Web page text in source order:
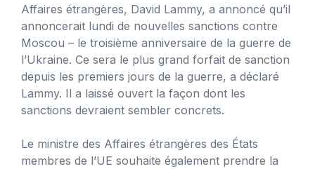
Affaires étrangères, David Lammy, a annoncé qu’il
annoncerait lundi de nouvelles sanctions contre
Moscou – le troisième anniversaire de la guerre de
l’Ukraine. Ce sera le plus grand forfait de sanction
depuis les premiers jours de la guerre, a déclaré
Lammy. Il a laissé ouvert la façon dont les
sanctions devraient sembler concrets.
Le ministre des Affaires étrangères des États
membres de l’UE souhaite également prendre la